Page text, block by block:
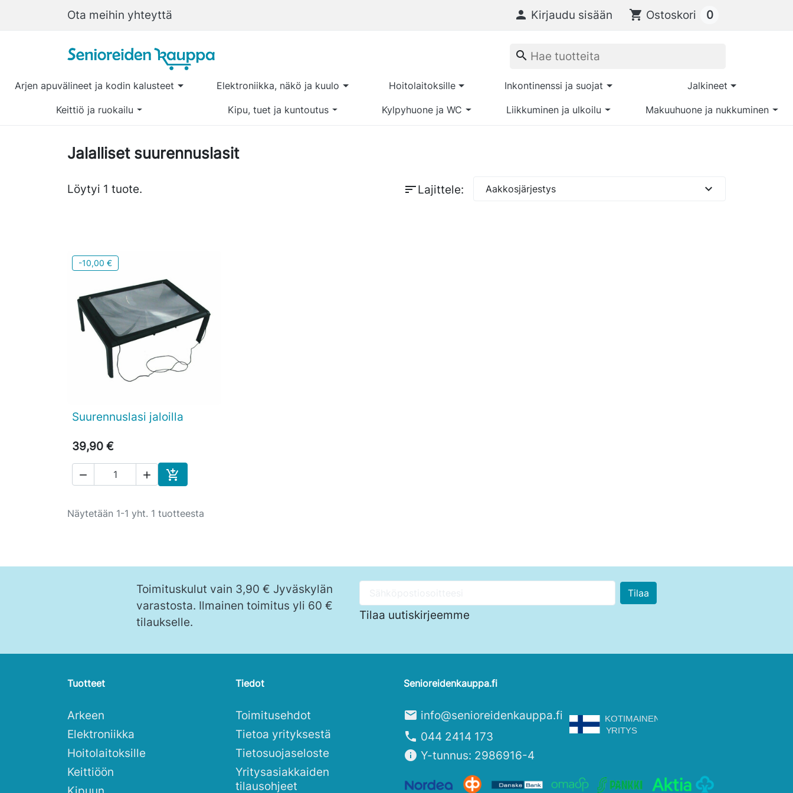
Ota meihin yhteyttä  Kirjaudu sisään shopping_cart Ostoskori 0
Arjen apuvälineet ja kodin kalusteet Elektroniikka, näkö ja kuulo Hoitolaitoksille Inkontinenssi ja suojat Jalkineet
Keittiö ja ruokailu Kipu, tuet ja kuntoutus Kylpyhuone ja WC Liikkuminen ja ulkoilu Makuuhuone ja nukkuminen
search
Jalalliset suurennuslasit
Löytyi 1 tuote. sortLajittele: Aakkosjärjestys expand_more
-10,00 €
 Pikakatselu
Suurennuslasi jaloilla
39,90 €
  
Ostoskoriin
Näytetään 1-1 yht. 1 tuotteesta
Toimituskulut vain 3,90 € Jyväskylän
varastosta. Ilmainen toimitus yli 60 €
tilaukselle.
Tilaa uutiskirjeemme
Tuotteet
Arkeen
Elektroniikka
Hoitolaitoksille
Keittiöön
Tiedot
Toimitusehdot
Tietoa yrityksestä
Tietosuojaseloste
Yritysasiakkaiden
tilausohjeet
Senioreidenkauppa.fi
mail info@senioreidenkauppa.fi
phone 044 2414 173
info Y-tunnus: 2986916-4